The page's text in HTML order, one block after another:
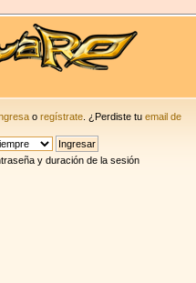
oregístrate . ¿Perdiste tuemail de
y duración de la sesión